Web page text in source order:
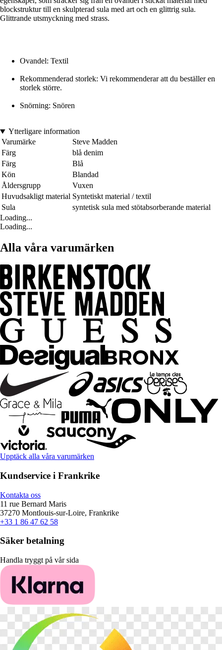
blockstruktur till en skulpterad sula med art och en glittrig sula.
Glittrande utsmyckning med strass.
Ovandel: Textil
Rekommenderad storlek: Vi rekommenderar att du beställer en
storlek större.
Snörning: Snören
Ytterligare information
Varumärke
Steve Madden
Färg
blå denim
Färg
Blå
Kön
Blandad
Åldersgrupp
Vuxen
Huvudsakligt material Syntetiskt material / textil
Sula
syntetisk sula med stötabsorberande material
Loading...
Loading...
Alla våra varumärken
Upptäck alla våra varumärken
Kundservice i Frankrike
Kontakta oss
11 rue Bernard Maris
37270 Montlouis-sur-Loire, Frankrike
+33 1 86 47 62 58
Säker betalning
Handla tryggt på vår sida